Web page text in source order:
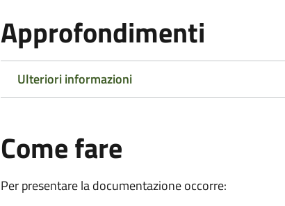
Approfondimenti
Ulteriori informazioni
Come fare
Per presentare la documentazione occorre: